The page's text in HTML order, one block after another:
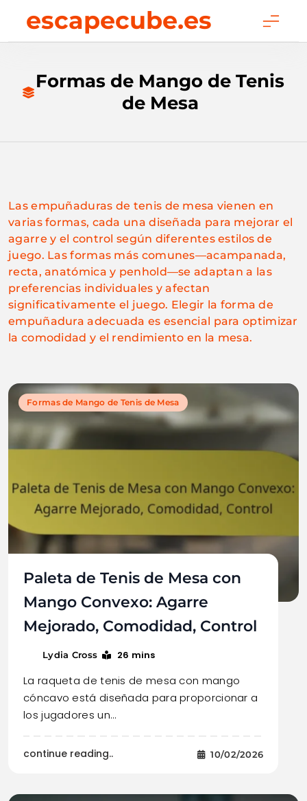
content
escapecube.es
Formas de Mango de Tenis
de Mesa
Las empuñaduras de tenis de mesa vienen en
varias formas, cada una diseñada para mejorar el
agarre y el control según diferentes estilos de
juego. Las formas más comunes—acampanada,
recta, anatómica y penhold—se adaptan a las
preferencias individuales y afectan
significativamente el juego. Elegir la forma de
empuñadura adecuada es esencial para optimizar
la comodidad y el rendimiento en la mesa.
Formas de Mango de Tenis de Mesa
Paleta de Tenis de Mesa con
Mango Convexo: Agarre
Mejorado, Comodidad, Control
Lydia Cross 26 mins
La raqueta de tenis de mesa con mango
cóncavo está diseñada para proporcionar a
los jugadores un…
continue reading.. 10/02/2026